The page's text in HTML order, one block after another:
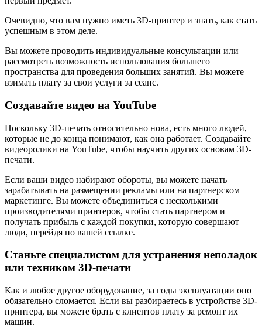
Очевидно, что вам нужно иметь 3D-принтер и знать, как стать
успешным в этом деле.
Вы можете проводить индивидуальные консультации или
рассмотреть возможность использования большего
пространства для проведения больших занятий. Вы можете
взимать плату за свои услуги за сеанс.
Создавайте видео на YouTube
Поскольку 3D-печать относительно нова, есть много людей,
которые не до конца понимают, как она работает. Создавайте
видеоролики на YouTube, чтобы научить других основам 3D-
печати.
Если ваши видео набирают обороты, вы можете начать
зарабатывать на размещении рекламы или на партнерском
маркетинге. Вы можете объединиться с несколькими
производителями принтеров, чтобы стать партнером и
получать прибыль с каждой покупки, которую совершают
люди, перейдя по вашей ссылке.
Станьте специалистом для устранения неполадок
или техником 3D-печати
Как и любое другое оборудование, за годы эксплуатации оно
обязательно сломается. Если вы разбираетесь в устройстве 3D-
принтера, вы можете брать с клиентов плату за ремонт их
машин.